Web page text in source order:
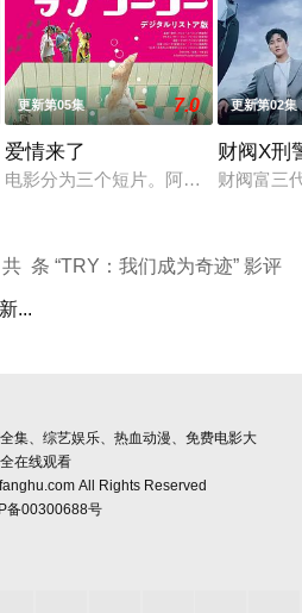
普通生活。表面上她看起来温顺
更新第05集 7.0
爱情来了
电影分为三个短片。阿盛在面包房工
更新第02集
财阀X刑
财阀富三
共 条 “TRY：我们成为奇迹” 影评
...
集、综艺娱乐、热血动漫、免费电影大
全在线观看
All Rights Reserved
备00300688号